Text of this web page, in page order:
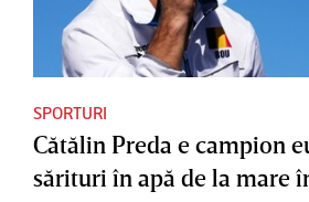
SPORTURI
Cătălin Preda e campion
sărituri în apă de la mare